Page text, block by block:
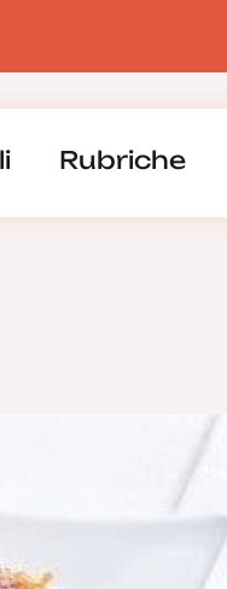
Rubriche